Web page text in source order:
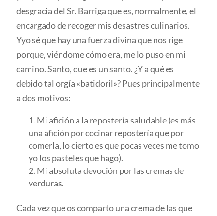
desgracia del Sr. Barriga que es, normalmente, el
encargado de recoger mis desastres culinarios.
Yyo sé que hay una fuerza divina que nos rige
porque, viéndome cómo era, me lo puso en mi
camino. Santo, que es un santo. ¿Y a qué es
debido tal orgía «batidoril»? Pues principalmente
a dos motivos:
Mi afición a la repostería saludable (es más
una afición por cocinar repostería que por
comerla, lo cierto es que pocas veces me tomo
yo los pasteles que hago).
Mi absoluta devoción por las cremas de
verduras.
Cada vez que os comparto una crema de las que